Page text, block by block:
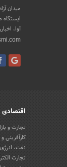
میدان
ایستگاه
آوا،
اقتصادی
تجارت و
کارآفرینی
نفت،
تجارت